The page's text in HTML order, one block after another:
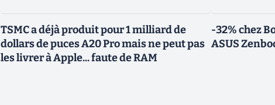
TSMC a déjà produit pour 1 milliard de
dollars de puces A20 Pro mais ne peut pas
les livrer à Apple... faute de RAM
-32% chez
ASUS